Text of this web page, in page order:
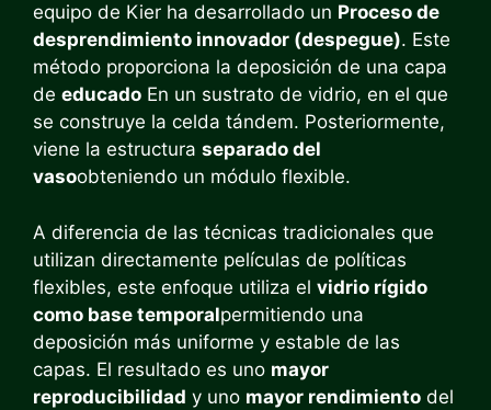
equipo de Kier ha desarrollado un Proceso de
desprendimiento innovador (despegue). Este
método proporciona la deposición de una capa
de educado En un sustrato de vidrio, en el que
se construye la celda tándem. Posteriormente,
viene la estructura separado del
vasoobteniendo un módulo flexible.
A diferencia de las técnicas tradicionales que
utilizan directamente películas de políticas
flexibles, este enfoque utiliza el vidrio rígido
como base temporalpermitiendo una
deposición más uniforme y estable de las
capas. El resultado es uno mayor
reproducibilidad y uno mayor rendimiento del